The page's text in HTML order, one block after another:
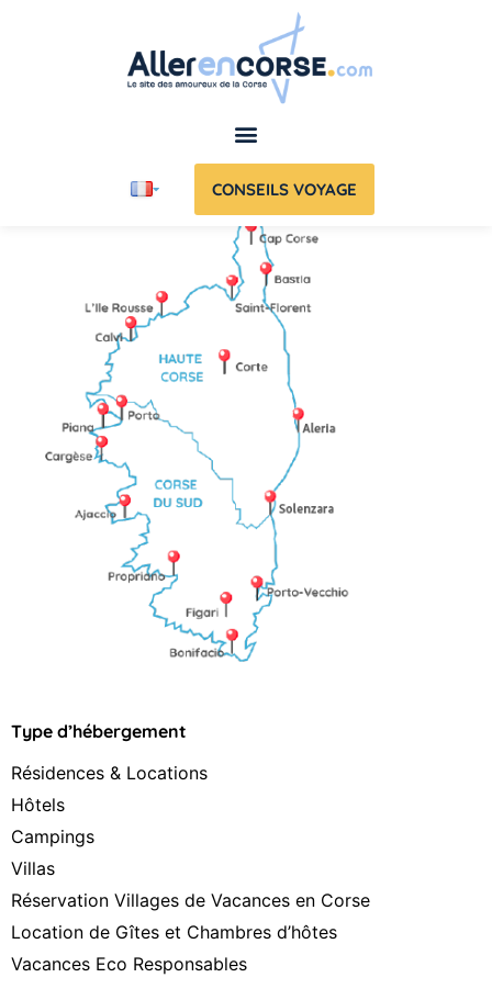
CONSEILS VOYAGE
Type d’hébergement
Résidences & Locations
Hôtels
Campings
Villas
Réservation Villages de Vacances en Corse
Location de Gîtes et Chambres d’hôtes
Vacances Eco Responsables